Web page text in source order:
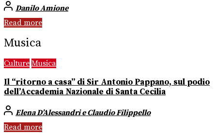
Danilo Amione
Read more
Musica
Culture Musica
Il “ritorno a casa” di Sir Antonio Pappano, sul podio
dell’Accademia Nazionale di Santa Cecilia
Elena D’Alessandri e Claudio Filippello
Read more